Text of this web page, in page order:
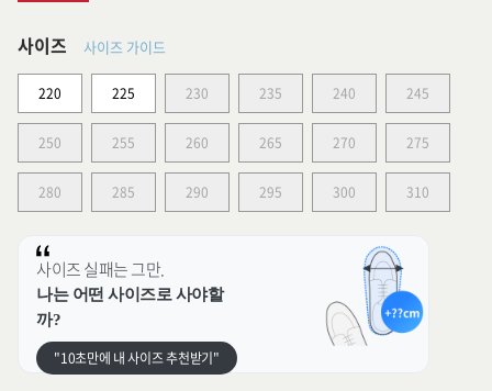
사이즈 사이즈 가이드
220 225 230 235 240 245
250 255 260 265 270 275
280 285 290 295 300 310
사이즈 실패는 그만.
나는 어떤 사이즈로 사야할
까?
"10초만에 내 사이즈 추천받기"